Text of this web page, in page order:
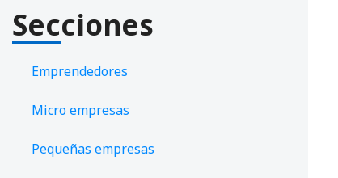
Secciones
Emprendedores
Micro empresas
Pequeñas empresas